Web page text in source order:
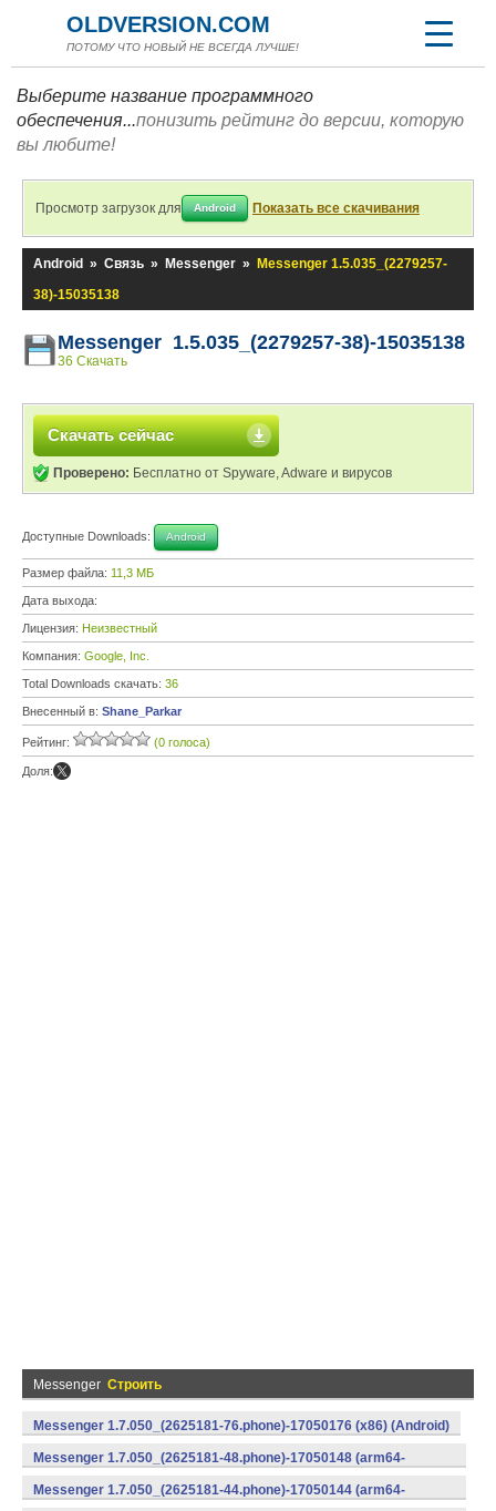
OLDVERSION.COM
ПОТОМУ ЧТО НОВЫЙ НЕ ВСЕГДА ЛУЧШЕ!
Выберите название программного
обеспечения...понизить рейтинг до версии, которую
вы любите!
Просмотр загрузок для Android Показать все скачивания
Android » Связь » Messenger »
Messenger 1.5.035_(2279257-
38)-15035138
Messenger 1.5.035_(2279257-38)-15035138
36 Скачать
Скачать сейчас
Проверено: Бесплатно от Spyware, Adware и вирусов
Доступные Downloads: Android
Размер файла: 11,3 МБ
Дата выхода:
Лицензия: Неизвестный
Компания: Google, Inc.
Total Downloads скачать: 36
Внесенный в: Shane_Parkar
Рейтинг: (0 голоса)
Доля:
Messenger Строить
Messenger 1.7.050_(2625181-76.phone)-17050176 (x86) (Android)
Messenger 1.7.050_(2625181-48.phone)-17050148 (arm64-
v8a) (Android)
Messenger 1.7.050_(2625181-44.phone)-17050144 (arm64-